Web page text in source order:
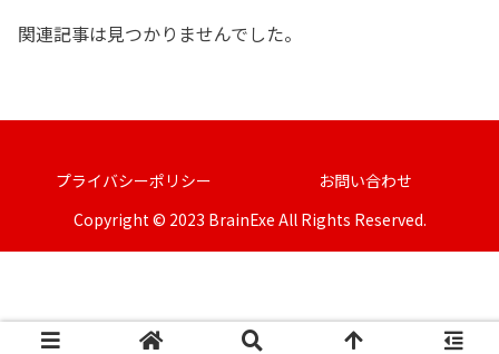
関連記事は見つかりませんでした。
プライバシーポリシー
お問い合わせ
Copyright © 2023 BrainExe All Rights Reserved.